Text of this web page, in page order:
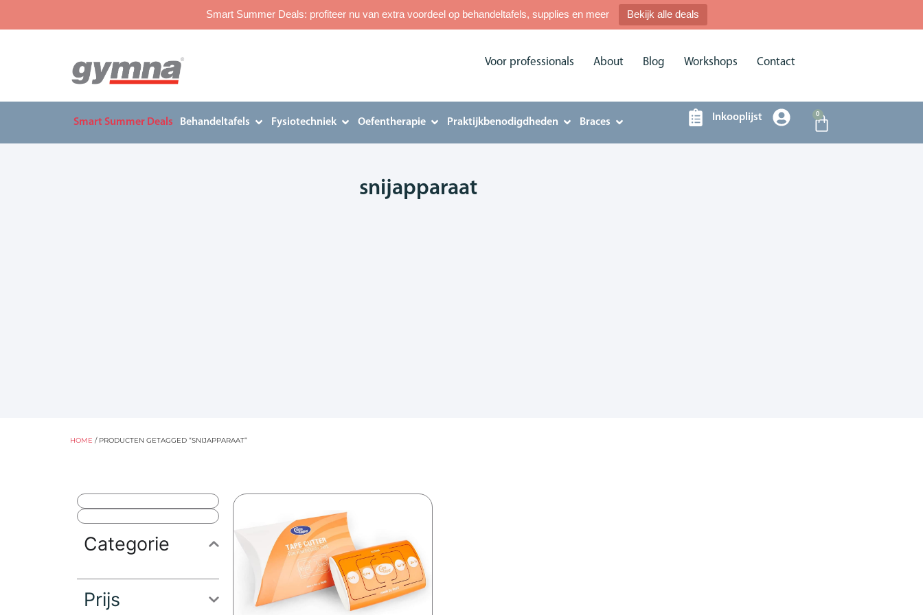
Smart Summer Deals: profiteer nu van extra voordeel op behandeltafels, supplies en meer Bekijk alle deals
Voor professionals About Blog Workshops Contact
Smart Summer Deals Behandeltafels Fysiotechniek Oefentherapie Praktijkbenodigdheden Braces Inkooplijst 0
snijapparaat
HOME / PRODUCTEN GETAGGED “SNIJAPPARAAT”
Categorie
Prijs